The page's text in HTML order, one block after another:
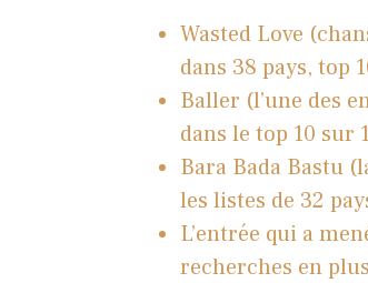
Wasted Love
dans 38 pays, top
Baller (l’une des
dans le top 10 sur
Bara Bada Bastu
les listes de 32
L’entrée qui a
recherches en